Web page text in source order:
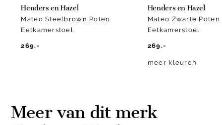
Henders en Hazel
Mateo Steelbrown Poten
Eetkamerstoel
269.-
Henders en Hazel
Mateo Zwarte Poten
Eetkamerstoel
269.-
meer kleuren
Meer van dit merk